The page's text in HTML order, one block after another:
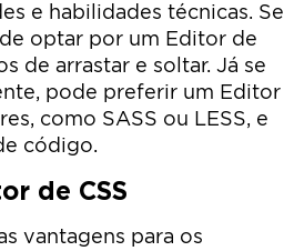
e habilidades técnicas. Se
optar por um Editor de
de arrastar e soltar. Já se
pode preferir um Editor
como SASS ou LESS, e
código.
de CSS
vantagens para os